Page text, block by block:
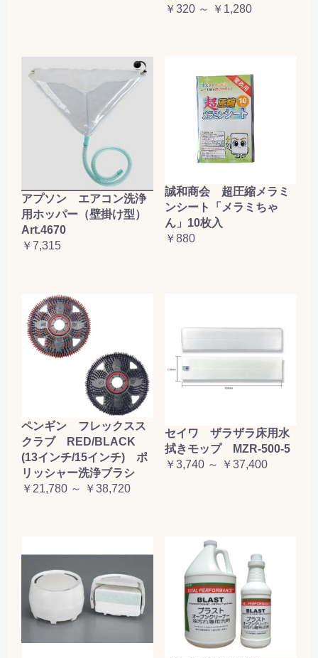
￥320 ～ ￥1,280
アプソン エアコン洗浄
用ホッパー（壁掛け型）
Art.4670
￥7,315
誠和商会 超圧縮メラミ
ンシート「メラミちゃ
ん」10枚入
￥880
ペンギン フレックスス
クラブ RED/BLACK
(13インチ/15インチ) ポ
リッシャー洗浄ブラシ
￥21,780 ～ ￥38,720
セイワ ザラザラ床用水
拭きモップ MZR-500-5
￥3,740 ～ ￥37,400